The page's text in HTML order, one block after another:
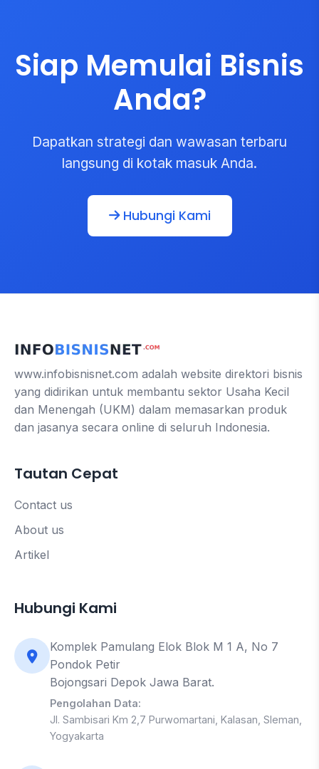
Siap Memulai Bisnis
Anda?
Dapatkan strategi dan wawasan terbaru
langsung di kotak masuk Anda.
Hubungi Kami
www.infobisnisnet.com adalah website direktori bisnis
yang didirikan untuk membantu sektor Usaha Kecil
dan Menengah (UKM) dalam memasarkan produk
dan jasanya secara online di seluruh Indonesia.
Tautan Cepat
Contact us
About us
Artikel
Hubungi Kami
Komplek Pamulang Elok Blok M 1 A, No 7
Pondok Petir
Bojongsari Depok Jawa Barat.
Pengolahan Data:
Jl. Sambisari Km 2,7 Purwomartani, Kalasan, Sleman,
Yogyakarta